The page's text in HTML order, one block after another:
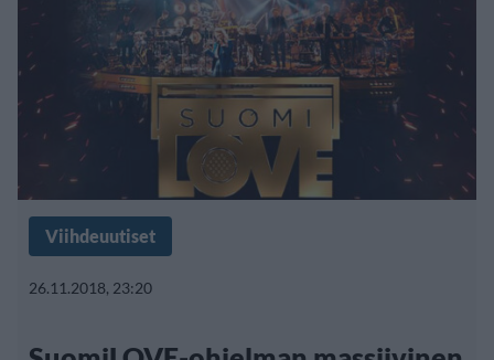
Viihdeuutiset
26.11.2018, 23:20